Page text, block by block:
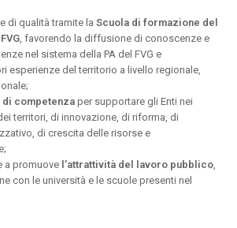
di qualità tramite laScuola di formazione del
, favorendo la diffusione di conoscenze e
nel sistema della PA del FVG e
esperienze del territorio a livello regionale,
di competenza per supportare gli Enti nei
territori, di innovazione, di riforma, di
di crescita delle risorse e
a promuove l’attrattività del lavoro pubblico
con le università e le scuole presenti nel